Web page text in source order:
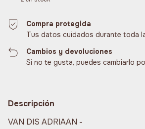
Compra protegida
Tus datos cuidados durante toda
Cambios y devoluciones
Si no te gusta, puedes cambiarlo
Descripción
VAN DIS ADRIAAN -